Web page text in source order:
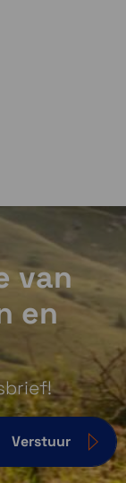
van
en
Verstuur